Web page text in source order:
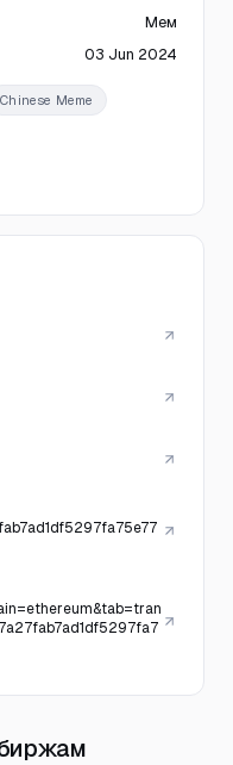
Мем
03 Jun 2024
Chinese Meme